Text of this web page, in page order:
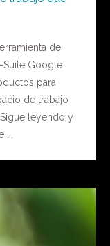
de
Google
para
de trabajo
leyendo y
...